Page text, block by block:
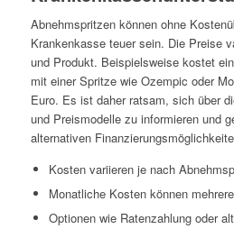
Abnehmspritzen können ohne
Krankenkasse teuer sein. Die Preise
und Produkt. Beispielsweise kostet
mit einer Spritze wie Ozempic oder
Euro. Es ist daher ratsam, sich über
und Preismodelle zu informieren und
alternativen
Kosten variieren je nach
Monatliche Kosten können
Optionen wie Ratenzahlung oder